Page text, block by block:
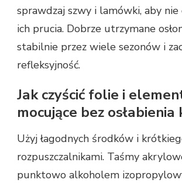
sprawdzaj szwy i lamówki, aby
ich prucia. Dobrze utrzymane
stabilnie przez wiele sezonów i
refleksyjność.
Jak czyścić folie i
mocujące bez osłabienia
Użyj łagodnych środków i
rozpuszczalnikami. Taśmy
punktowo alkoholem